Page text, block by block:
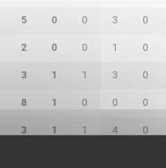
5 0 0 3 0
2 0 0 1 0
3 1 1 3 0
8 1 0 0 0
3 1 1 4 0